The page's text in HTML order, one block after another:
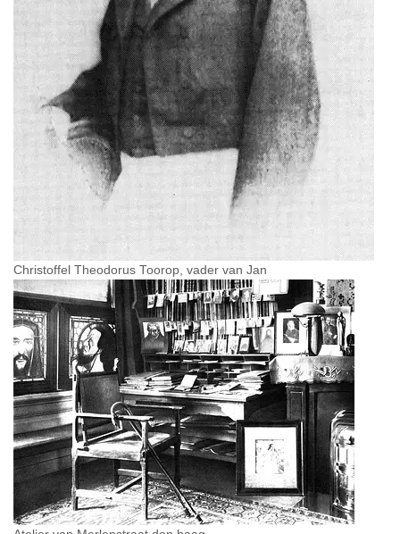
Christoffel Theodorus Toorop, vader van Jan